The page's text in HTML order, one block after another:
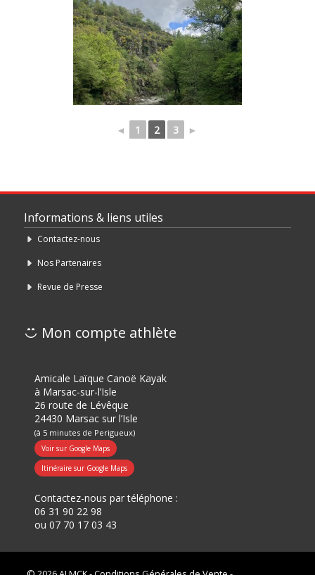
◄ 1 2 3 ►
Informations & liens utiles
Contactez-nous
Nos Partenaires
Revue de Presse
Mon compte athlète
Amicale Laïque Canoë Kayak
à Marsac-sur-l’Isle
26 route de Lévêque
24430 Marsac sur l’Isle
(à 5 minutes de Perigueux)
Voir sur Google Maps
Itinéraire sur Google Maps
Contactez-nous par téléphone :
06 31 90 22 98
ou 07 70 17 03 43